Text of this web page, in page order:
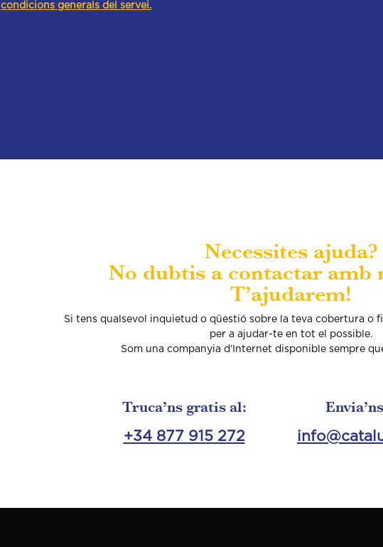
condicions generals del servei.
Necessites ajuda?
No dubtis a contactar amb
T’ajudarem!
Si tens qualsevol inquietud o qüestió sobre la teva cobertura o
per a ajudar-te en tot el possible.
Som una companyia d’Internet disponible sempre
Truca’ns gratis al:
+34 877 915 272